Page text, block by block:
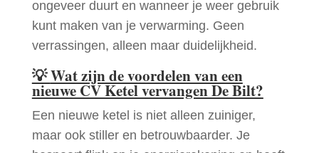
ongeveer duurt en wanneer je weer gebruik
kunt maken van je verwarming. Geen
verrassingen, alleen maar duidelijkheid.
💡Wat zijn de voordelen van een
nieuwe CV Ketel vervangen De Bilt?
Een nieuwe ketel is niet alleen zuiniger,
maar ook stiller en betrouwbaarder. Je